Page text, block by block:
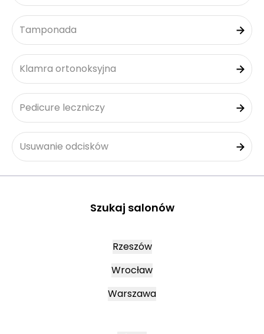
Tamponada
Klamra ortonoksyjna
Pedicure leczniczy
Usuwanie odcisków
Szukaj salonów
Rzeszów
Wrocław
Warszawa